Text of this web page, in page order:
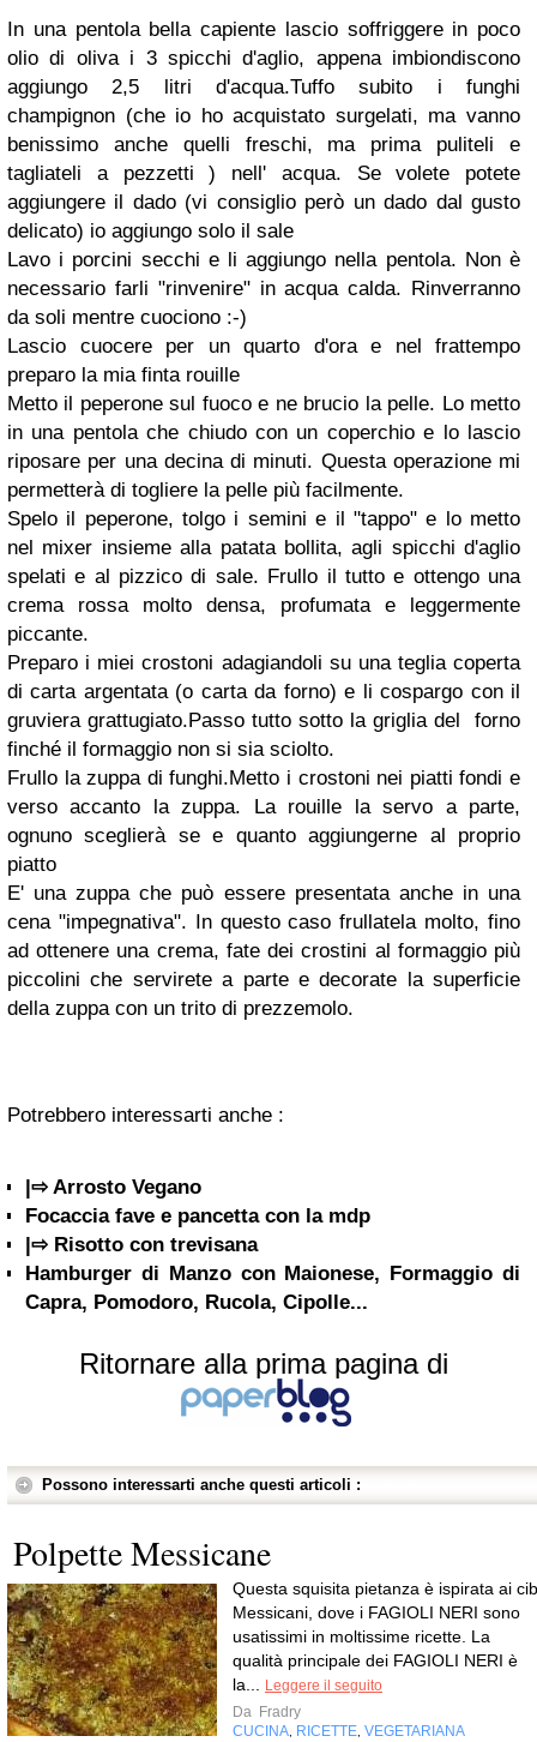
In una pentola bella capiente lascio soffriggere in poco
olio di oliva i 3 spicchi d'aglio, appena imbiondiscono
aggiungo 2,5 litri d'acqua.Tuffo subito i funghi
champignon (che io ho acquistato surgelati, ma vanno
benissimo anche quelli freschi, ma prima puliteli e
tagliateli a pezzetti ) nell' acqua. Se volete potete
aggiungere il dado (vi consiglio però un dado dal gusto
delicato) io aggiungo solo il sale
Lavo i porcini secchi e li aggiungo nella pentola. Non è
necessario farli "rinvenire" in acqua calda. Rinverranno
da soli mentre cuociono :-)
Lascio cuocere per un quarto d'ora e nel frattempo
preparo la mia finta rouille
Metto il peperone sul fuoco e ne brucio la pelle. Lo metto
in una pentola che chiudo con un coperchio e lo lascio
riposare per una decina di minuti. Questa operazione mi
permetterà di togliere la pelle più facilmente.
Spelo il peperone, tolgo i semini e il "tappo" e lo metto
nel mixer insieme alla patata bollita, agli spicchi d'aglio
spelati e al pizzico di sale. Frullo il tutto e ottengo una
crema rossa molto densa, profumata e leggermente
piccante.
Preparo i miei crostoni adagiandoli su una teglia coperta
di carta argentata (o carta da forno) e li cospargo con il
gruviera grattugiato.Passo tutto sotto la griglia del forno
finché il formaggio non si sia sciolto.
Frullo la zuppa di funghi.Metto i crostoni nei piatti fondi e
verso accanto la zuppa. La rouille la servo a parte,
ognuno sceglierà se e quanto aggiungerne al proprio
piatto
E' una zuppa che può essere presentata anche in una
cena "impegnativa". In questo caso frullatela molto, fino
ad ottenere una crema, fate dei crostini al formaggio più
piccolini che servirete a parte e decorate la superficie
della zuppa con un trito di prezzemolo.
Potrebbero interessarti anche :
|⇨ Arrosto Vegano
Focaccia fave e pancetta con la mdp
|⇨ Risotto con trevisana
Hamburger di Manzo con Maionese, Formaggio di
Capra, Pomodoro, Rucola, Cipolle...
Ritornare alla prima pagina di
Possono interessarti anche questi articoli :
Polpette Messicane
Questa squisita pietanza è ispirata ai
Messicani, dove i FAGIOLI NERI sono
usatissimi in moltissime ricette. La
qualità principale dei FAGIOLI NERI è
la... Leggere il seguito
Da Fradry
CUCINA, RICETTE, VEGETARIANA